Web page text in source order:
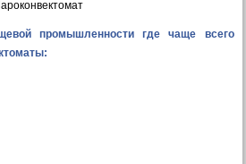
промышленности где чаще всего